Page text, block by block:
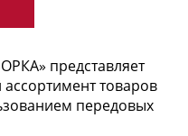
представляет
товаров
передовых